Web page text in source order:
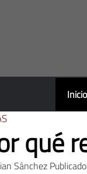
Inicio
qué
Sánchez